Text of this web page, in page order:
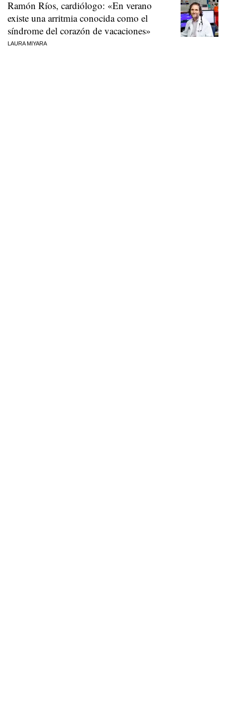
Ramón Ríos, cardiólogo: «En verano
existe una arritmia conocida como el
síndrome del corazón de vacaciones»
LAURA MIYARA